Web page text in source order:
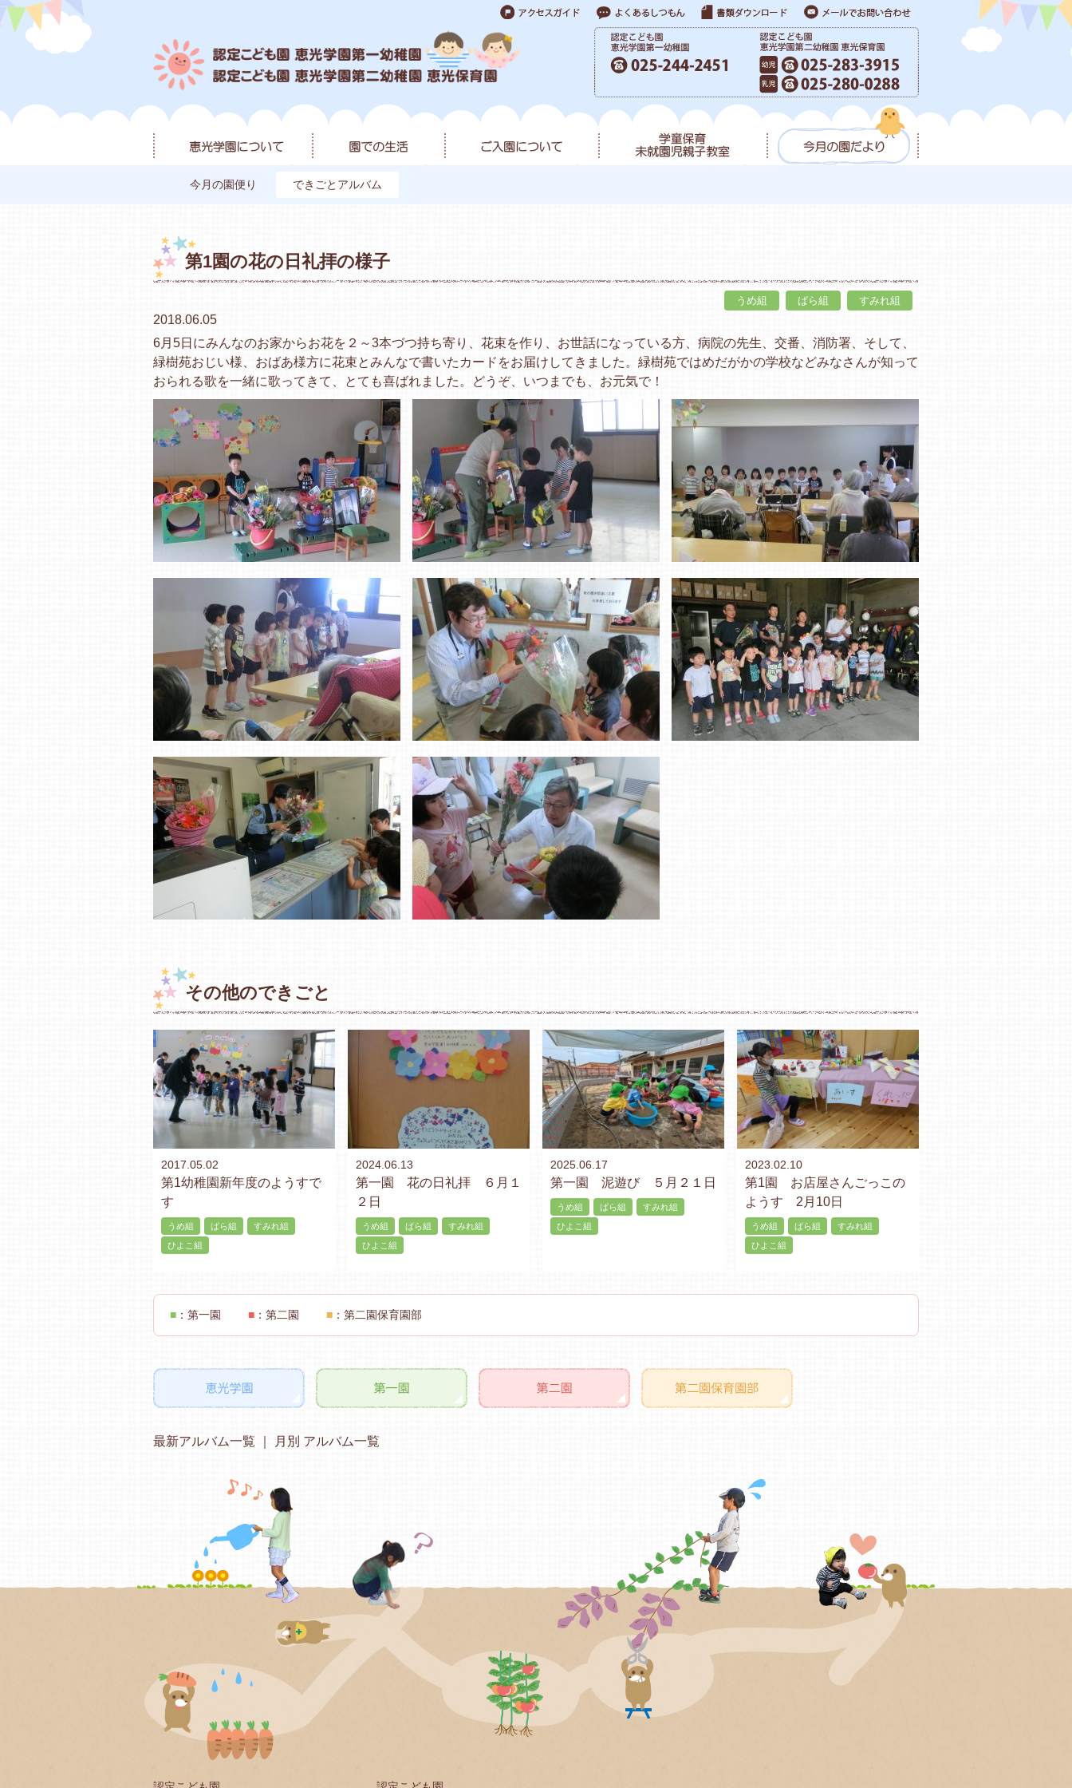
今月の園便り できごとアルバム
第1園の花の日礼拝の様子
うめ組 ばら組 すみれ組
2018.06.05
6月5日にみんなのお家からお花を２～3本づつ持ち寄り、花束を作り、お世話になっている方、病院の先生、交番、消防署、そして、
緑樹苑おじい様、おばあ様方に花束とみんなで書いたカードをお届けしてきました。緑樹苑ではめだがかの学校などみなさんが知って
おられる歌を一緒に歌ってきて、とても喜ばれました。どうぞ、いつまでも、お元気で！
その他のできごと
2017.05.02
第1幼稚園新年度のようすで
す
うめ組 ばら組
すみれ組
ひよこ組
2024.06.13
第一園 花の日礼拝 ６月１
２日
うめ組 ばら組
すみれ組
ひよこ組
2025.06.17
第一園 泥遊び ５月２１日
うめ組 ばら組
すみれ組
ひよこ組
2023.02.10
第1園 お店屋さんごっこの
ようす 2月10日
うめ組 ばら組
すみれ組
ひよこ組
■ ：第一園 ■ ：第二園 ■ ：第二園保育園部
最新アルバム一覧 月別 アルバム一覧